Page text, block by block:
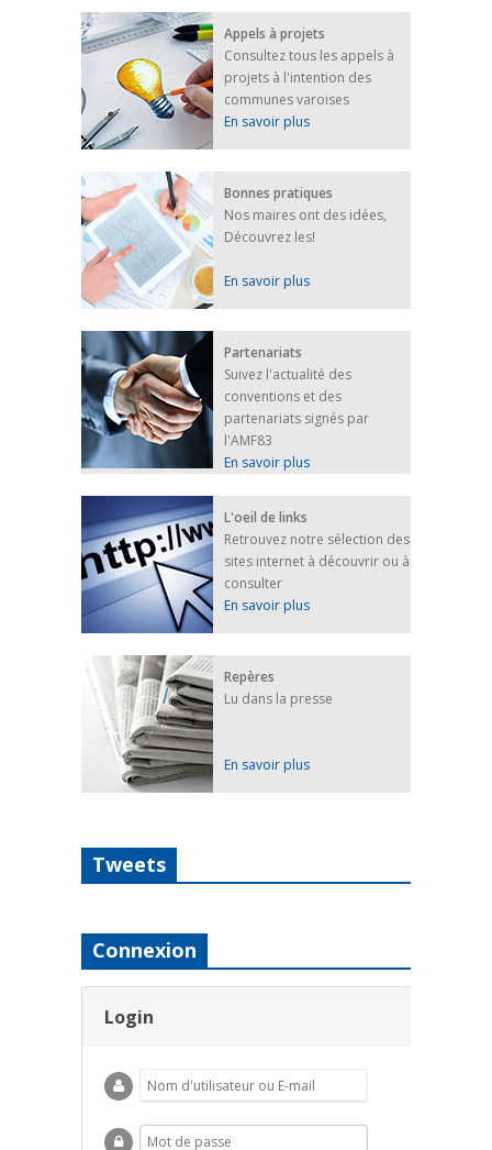
25 avril 2022
Afin d’accompagner au mieux les réfugiés
ukrainiens arrivés en France,...
FEUILLETER
Appels à projets
Consultez tous les appels à
projets à l'intention des
communes varoises
En savoir plus
Bonnes pratiques
Nos maires ont des idées,
Découvrez les!
En savoir plus
Partenariats
Suivez l'actualité des
conventions et des
partenariats signés par
l'AMF83
En savoir plus
L'oeil de links
Retrouvez notre sélection des
sites internet à découvrir ou à
consulter
En savoir plus
Repères
Lu dans la presse
En savoir plus
Tweets
Connexion
Login